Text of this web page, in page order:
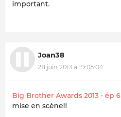
important.
Joan38
28 juin 2013 à 19:05:04
Big Brother Awards 2013 - ép 6
mise en scène!!